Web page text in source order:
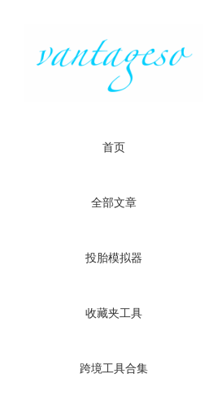
首页
全部文章
投胎模拟器
收藏夹工具
跨境工具合集